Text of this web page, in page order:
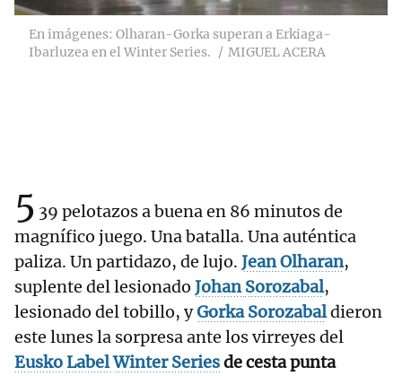
En imágenes: Olharan-Gorka superan a Erkiaga-
Ibarluzea en el Winter Series.
MIGUEL ACERA
5 39 pelotazos a buena en 86 minutos de
magnífico juego. Una batalla. Una auténtica
paliza. Un partidazo, de lujo. Jean Olharan,
suplente del lesionado JohanSorozabal,
lesionado del tobillo, yGorkaSorozabaldieron
este lunes la sorpresa ante los virreyes del
EuskoLabelWinterSeriesde cesta punta